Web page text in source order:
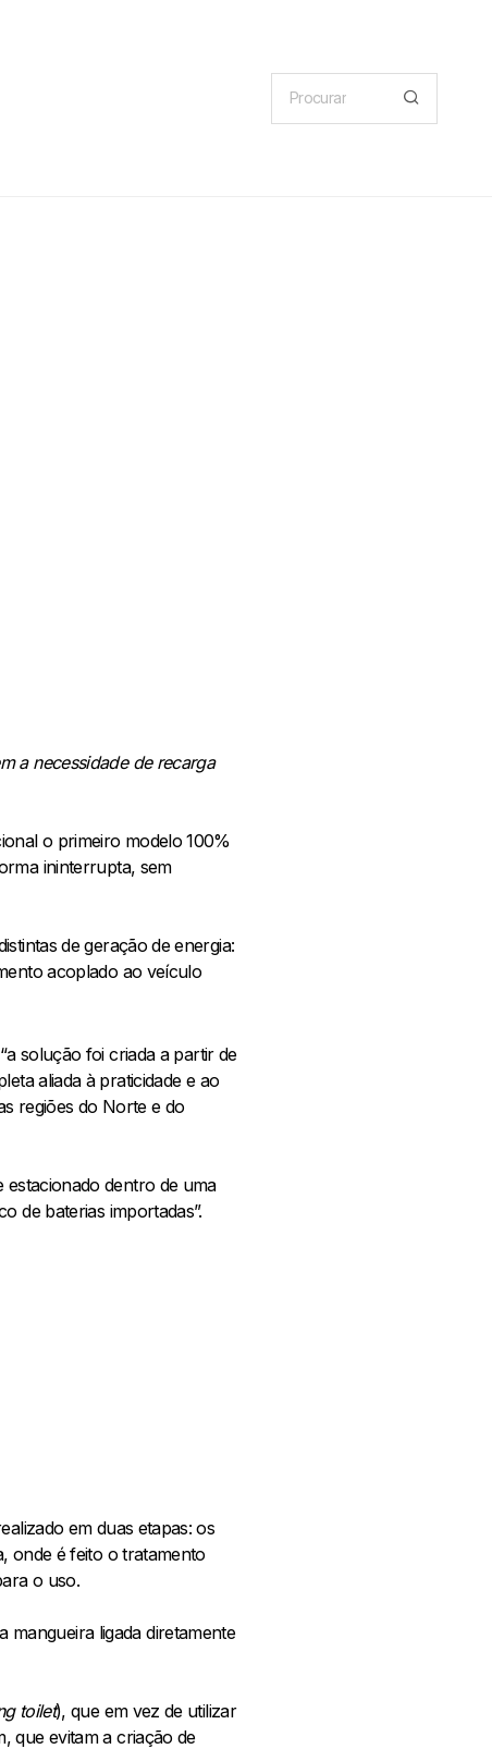
a necessidade de recarga
o primeiro modelo 100%
ininterrupta, sem
de geração de energia:
acoplado ao veículo
solução foi criada a partir de
aliada à praticidade e ao
regiões do Norte e do
dentro de uma
de baterias importadas”.
em duas etapas: os
onde é feito o tratamento
o uso.
mangueira ligada diretamente
toilet), que em vez de utilizar
que evitam a criação de